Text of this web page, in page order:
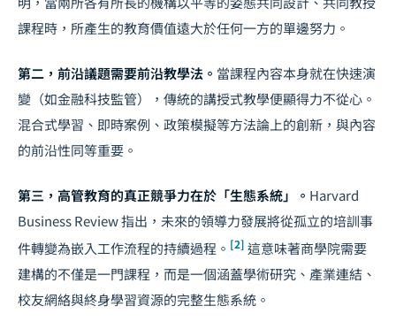
課程時，所產生的教育價值遠大於任何一方的單邊努力。
第二，前沿議題需要前沿教學法。 當課程內容本身就在快速演
變（如金融科技監管），傳統的講授式教學便顯得力不從心。
混合式學習、即時案例、政策模擬等方法論上的創新，與內容
的前沿性同等重要。
第三，高管教育的真正競爭力在於「生態系統」。 Harvard
Business Review 指出，未來的領導力發展將從孤立的培訓事
件轉變為嵌入工作流程的持續過程。 [2] 這意味著商學院需要
建構的不僅是一門課程，而是一個涵蓋學術研究、產業連結、
校友網絡與終身學習資源的完整生態系統。